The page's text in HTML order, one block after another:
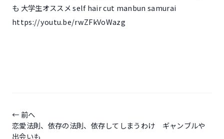
も 大学生オススメ self hair cut manbun samurai
https://youtu.be/rwZFkVoWazg
稿
ナ
前へ
恋愛法則、依存の法則、依存してしまうわけ ギャンブルや
出会いも